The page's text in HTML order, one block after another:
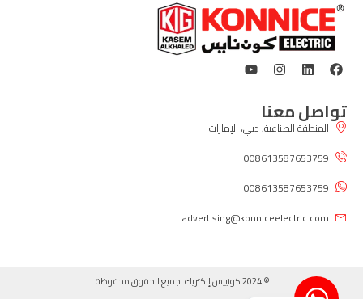
تواصل معنا
المنطقة الصناعية، دبي، الإمارات
008613587653759
008613587653759
advertising@konniceelectric.com
© 2024 كونييس إلكتريك. جميع الحقوق محفوظة.